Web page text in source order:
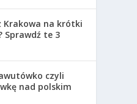
Krakowa na krótki
Sprawdź te 3
czyli
nad polskim